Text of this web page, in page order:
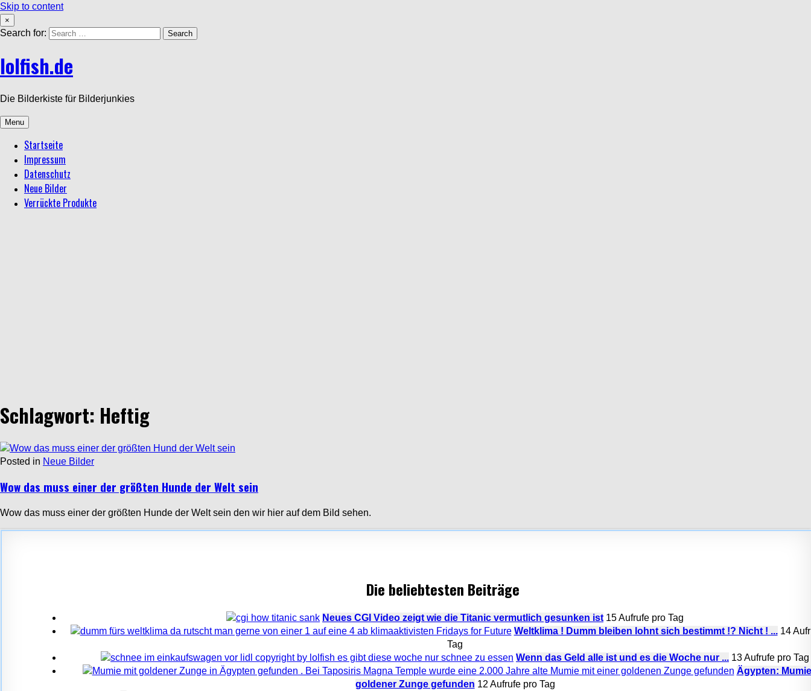
Skip to content
×
Search for:
lolfish.de
Die Bilderkiste für Bilderjunkies
Menu
Startseite
Impressum
Datenschutz
Neue Bilder
Verrückte Produkte
Schlagwort: Heftig
Posted in Neue Bilder
Wow das muss einer der größten Hunde der Welt sein
Wow das muss einer der größten Hunde der Welt sein den wir hier auf dem Bild sehen.
Die beliebtesten Beiträge
Neues CGI Video zeigt wie die Titanic vermutlich gesunken ist 15 Aufrufe pro Tag
Weltklima ! Dumm bleiben lohnt sich bestimmt !? Nicht ! ... 14
Tag
Wenn das Geld alle ist und es die Woche nur ... 13 Aufrufe pro Tag
Ägypten:
goldener Zunge gefunden 12 Aufrufe pro Tag